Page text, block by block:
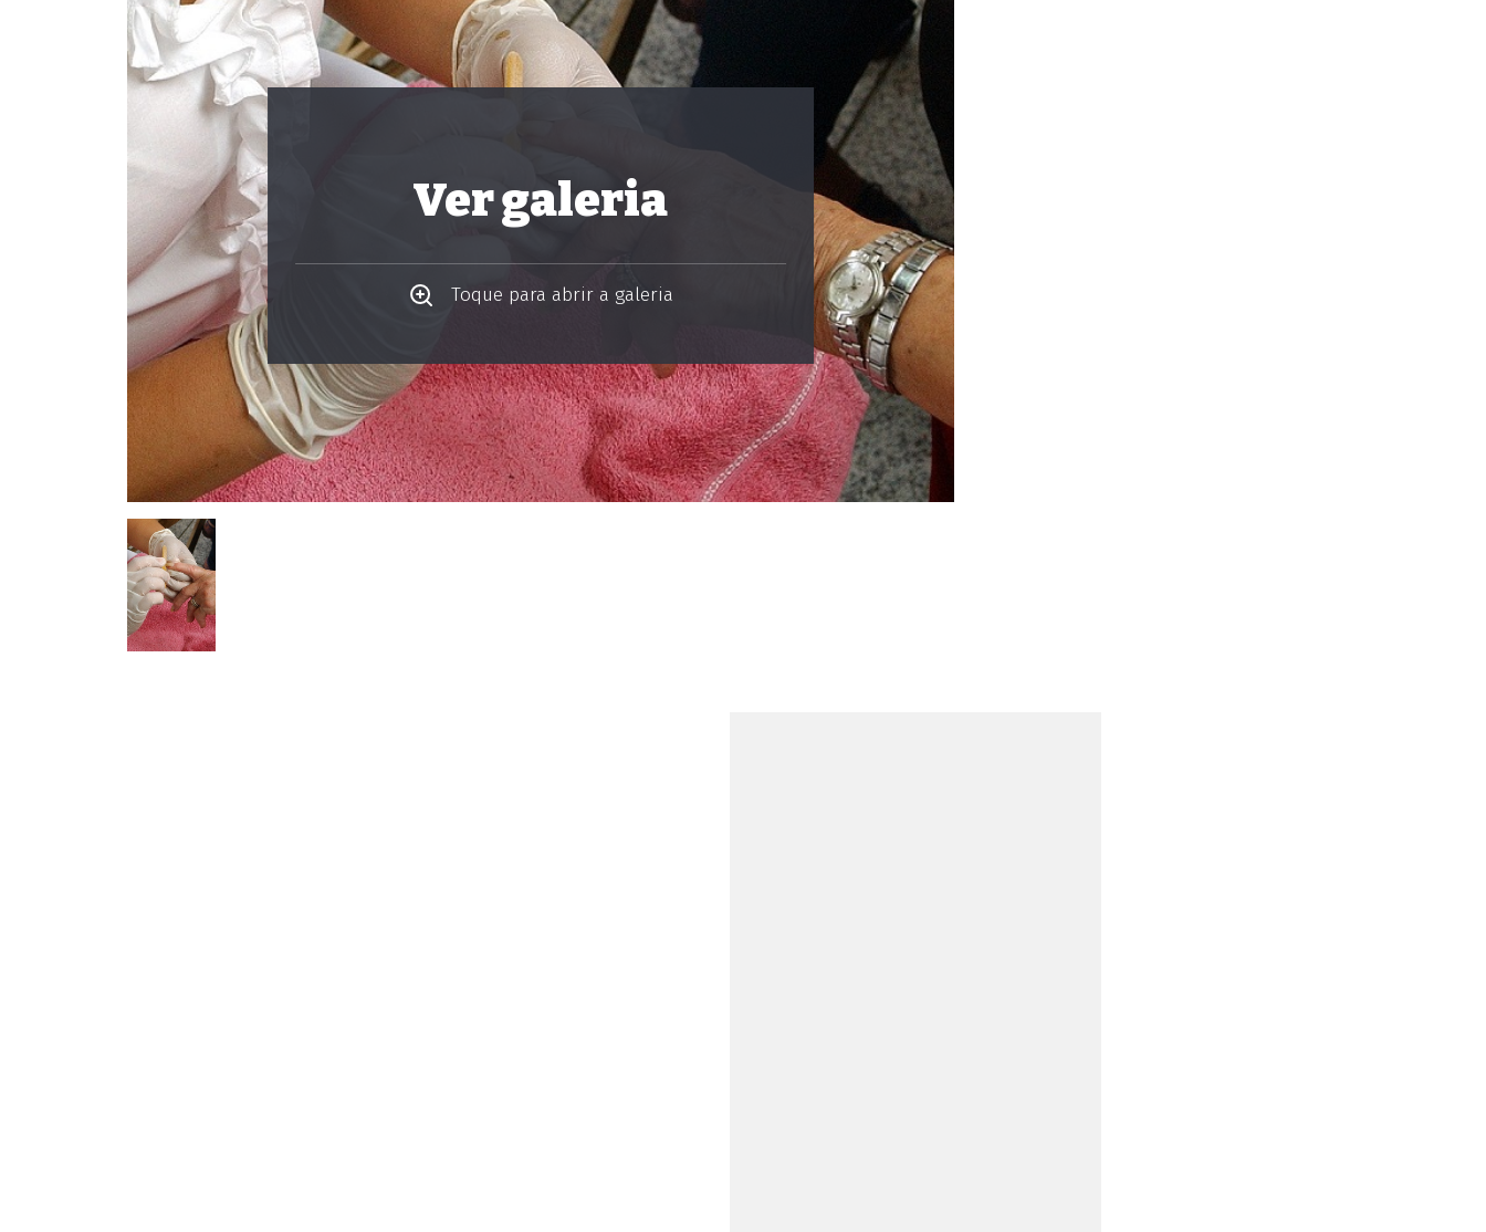
Ver galeria
Toque para abrir a galeria